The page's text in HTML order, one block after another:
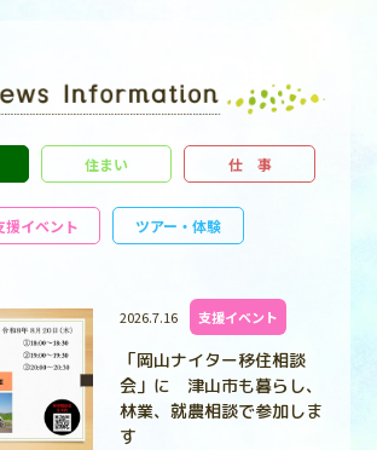
住まい 仕 事
援イベント ツアー・体験
2026.7.16 支援イベント
「岡山ナイター移住相談
会」に 津山市も暮らし、
林業、就農相談で参加しま
す